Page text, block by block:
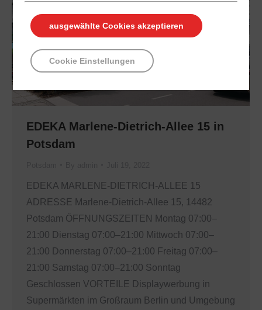
EDEKA Marlene-Dietrich-Allee 15 in
Potsdam
EDEKA MARLENE-DIETRICH-ALLEE 15
ADRESSE Marlene-Dietrich-Allee 15, 14482
Potsdam ÖFFNUNGSZEITEN Montag 07:00–
21:00 Dienstag 07:00–21:00 Mittwoch 07:00–
21:00 Donnerstag 07:00–21:00 Freitag 07:00–
21:00 Samstag 07:00–21:00 Sonntag
Geschlossen VORTEILE Displaywerbung in
Supermärkten im Großraum Berlin und Umgebung
ausgewählte Cookies akzeptieren
Cookie Einstellungen